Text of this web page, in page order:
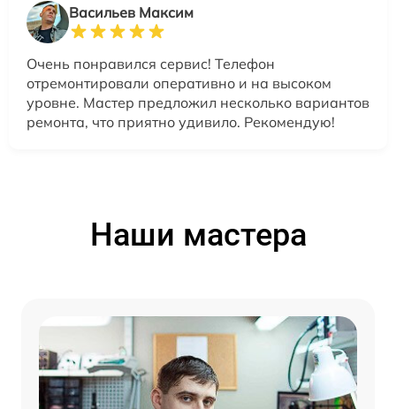
Васильев Максим
Очень понравился сервис! Телефон
отремонтировали оперативно и на высоком
уровне. Мастер предложил несколько вариантов
ремонта, что приятно удивило. Рекомендую!
Наши мастера